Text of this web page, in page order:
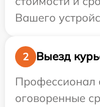
Вашего
2
Выезд
Профессионал
оговоренные